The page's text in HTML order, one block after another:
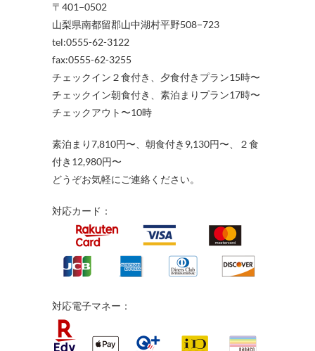
〒401−0502
山梨県南都留郡山中湖村平野508−723
tel:0555-62-3122
fax:0555-62-3255
チェックイン２食付き、夕食付きプラン15時〜
チェックイン朝食付き、素泊まりプラン17時〜
チェックアウト〜10時
素泊まり7,810円〜、朝食付き9,130円〜、２食
付き12,980円〜
どうぞお気軽にご連絡ください。
対応カード：
対応電子マネー：